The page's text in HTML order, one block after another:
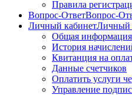
Правила
Вопрос-ОтветВопрос-
Личный кабинетЛичный
Общая информация
История
Квитанция на
Данные счетчиков
Оплатить услуги
Управление